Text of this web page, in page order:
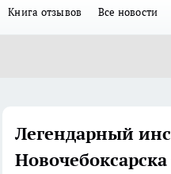
Книга отзывов Все новости
Легендарный